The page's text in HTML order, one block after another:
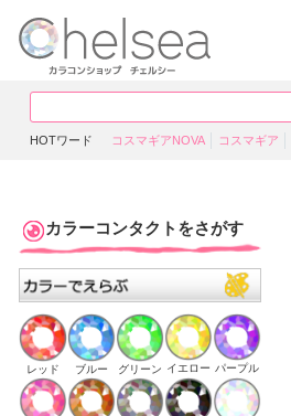
HOTワード コスマギアNOVA コスマギア
カラーコンタクトをさがす
レッド ブルー グリーン イエロー パープル